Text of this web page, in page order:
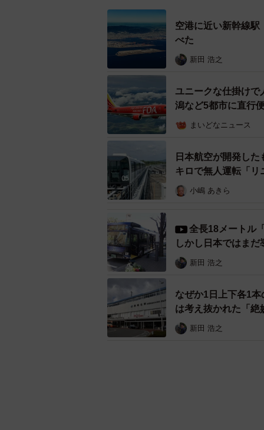
空港に近い新幹線
べた
新田 浩之
ユニークな仕掛け
潟など5都市に直行
まいどなニュース
日本航空が開発し
キロで無人運転「
小嶋 あきら
全長18メートル
しかし日本ではまだ
新田 浩之
なぜか1日上下各1
は考え抜かれた「絶
新田 浩之